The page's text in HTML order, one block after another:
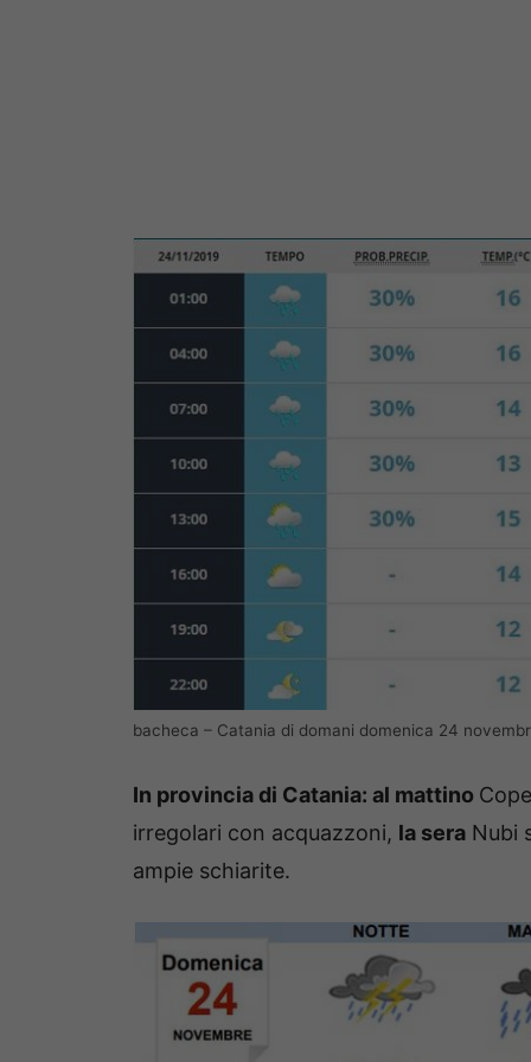
bacheca – Catania di domani domenica 24
In provincia di Catania: al mattino
irregolari con acquazzoni, la sera Nubi
ampie schiarite.